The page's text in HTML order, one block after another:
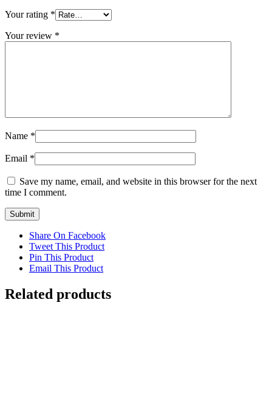
Your rating *
Your review *
Name *
Email *
Save my name, email, and website in this browser for the next
time I comment.
Share On Facebook
Tweet This Product
Pin This Product
Email This Product
Related products